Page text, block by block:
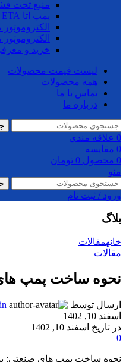
منبع تحت
پمپ اتا ETA
خرید و
لیست قیمت محصولات
همه محصولات
تماس با ما
درباره ما
0 علاقه مندی
0 مقایسه
0 محصول 0 تومان
منو
ورود / ثبت نام
بلاگ
خانهمقالات
مقالات
نحوه ساخت پمپ
ارسال توسط
اسفند 10, 1402
در تاریخ اسفند 10, 1402
0
نحوه ساخت پمپ های صنعتی: